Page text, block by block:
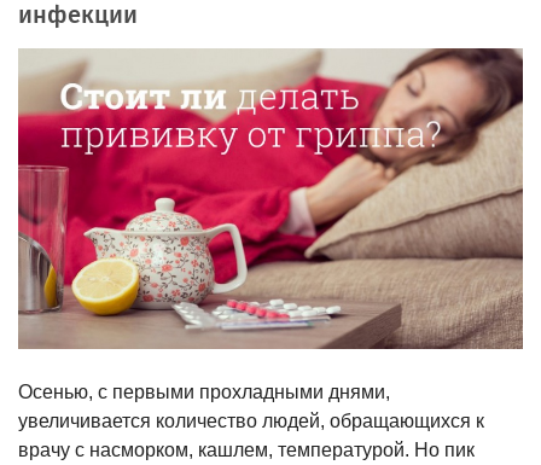
инфекции
Осенью, с первыми прохладными днями,
увеличивается количество людей, обращающихся к
врачу с насморком, кашлем, температурой. Но пик